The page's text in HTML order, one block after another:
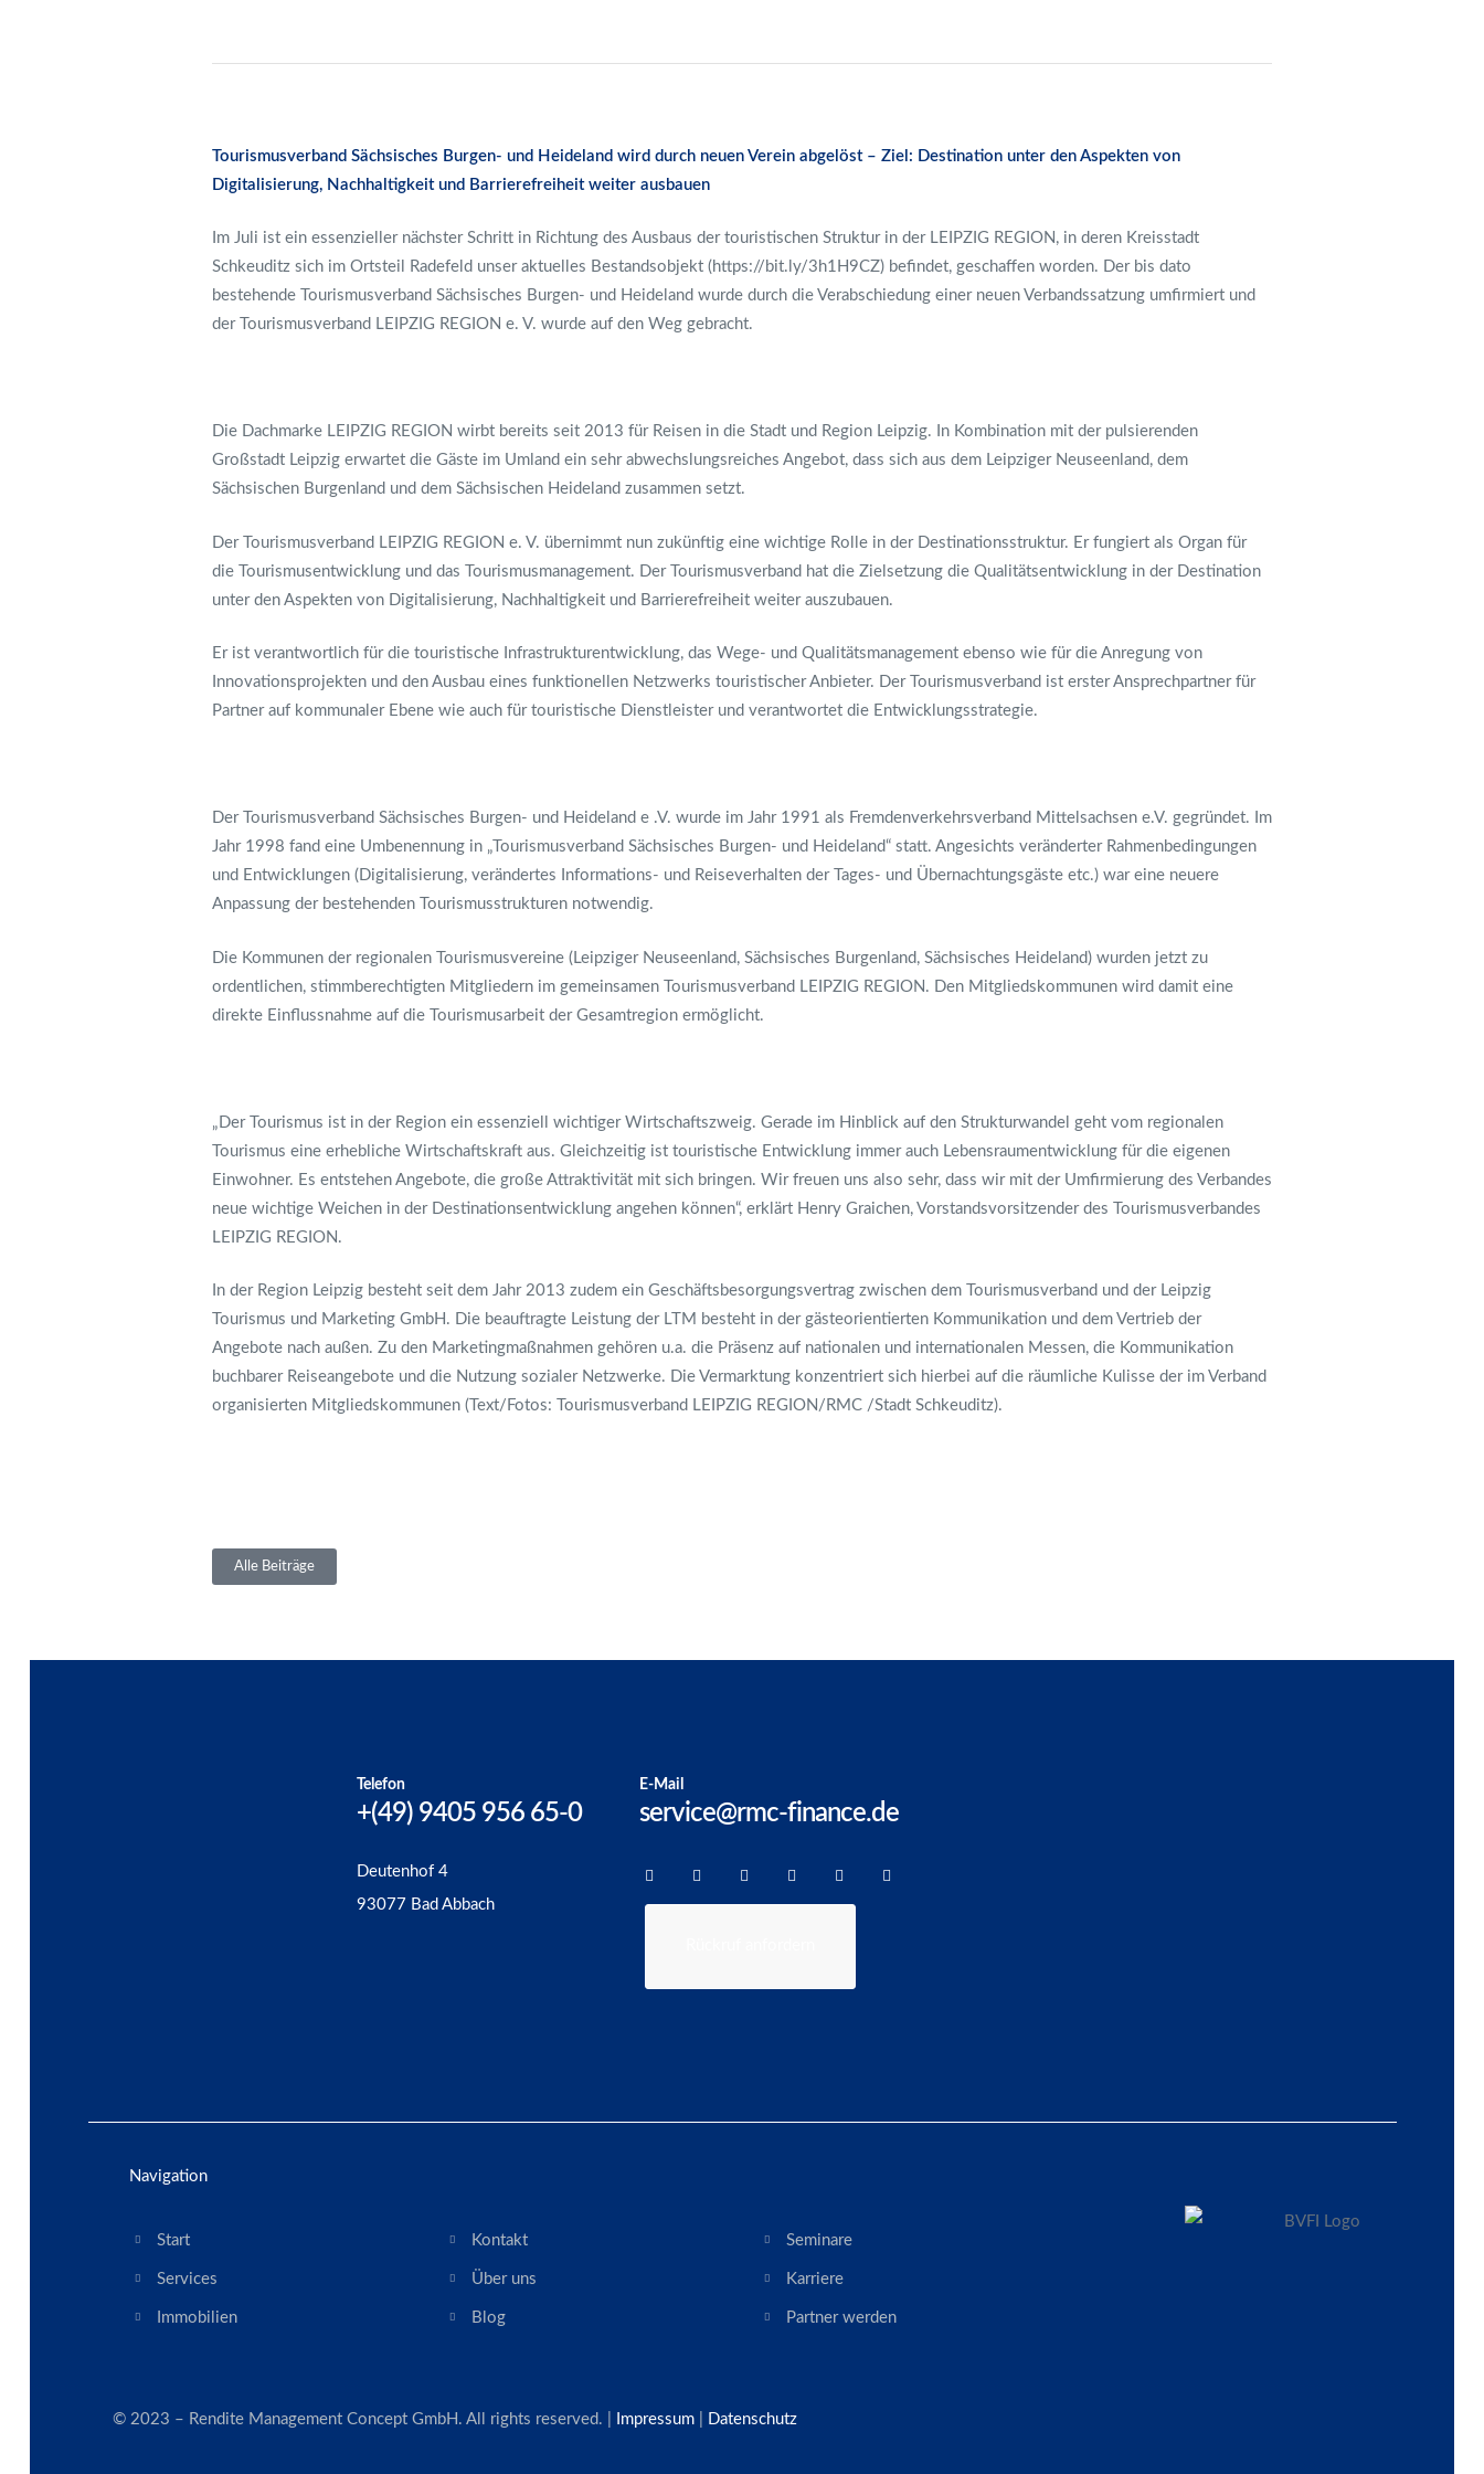
Tourismusverband Sächsisches Burgen- und Heideland wird durch neuen Verein abgelöst – Ziel: Destination unter den Aspekten von
Digitalisierung, Nachhaltigkeit und Barrierefreiheit weiter ausbauen
Im Juli ist ein essenzieller nächster Schritt in Richtung des Ausbaus der touristischen Struktur in der LEIPZIG REGION, in deren Kreisstadt
Schkeuditz sich im Ortsteil Radefeld unser aktuelles Bestandsobjekt ( https://bit.ly/3h1H9CZ) befindet, geschaffen worden. Der bis dato
bestehende Tourismusverband Sächsisches Burgen- und Heideland wurde durch die Verabschiedung einer neuen Verbandssatzung umfirmiert und
der Tourismusverband LEIPZIG REGION e. V. wurde auf den Weg gebracht.
Die Dachmarke LEIPZIG REGION wirbt bereits seit 2013 für Reisen in die Stadt und Region Leipzig. In Kombination mit der pulsierenden
Großstadt Leipzig erwartet die Gäste im Umland ein sehr abwechslungsreiches Angebot, dass sich aus dem Leipziger Neuseenland, dem
Sächsischen Burgenland und dem Sächsischen Heideland zusammen setzt.
Der Tourismusverband LEIPZIG REGION e. V. übernimmt nun zukünftig eine wichtige Rolle in der Destinationsstruktur. Er fungiert als Organ für
die Tourismusentwicklung und das Tourismusmanagement. Der Tourismusverband hat die Zielsetzung die Qualitätsentwicklung in der Destination
unter den Aspekten von Digitalisierung, Nachhaltigkeit und Barrierefreiheit weiter auszubauen.
Er ist verantwortlich für die touristische Infrastrukturentwicklung, das Wege- und Qualitätsmanagement ebenso wie für die Anregung von
Innovationsprojekten und den Ausbau eines funktionellen Netzwerks touristischer Anbieter. Der Tourismusverband ist erster Ansprechpartner für
Partner auf kommunaler Ebene wie auch für touristische Dienstleister und verantwortet die Entwicklungsstrategie.
Der Tourismusverband Sächsisches Burgen- und Heideland e .V. wurde im Jahr 1991 als Fremdenverkehrsverband Mittelsachsen e.V. gegründet. Im
Jahr 1998 fand eine Umbenennung in „Tourismusverband Sächsisches Burgen- und Heideland“ statt. Angesichts veränderter Rahmenbedingungen
und Entwicklungen (Digitalisierung, verändertes Informations- und Reiseverhalten der Tages- und Übernachtungsgäste etc.) war eine neuere
Anpassung der bestehenden Tourismusstrukturen notwendig.
Die Kommunen der regionalen Tourismusvereine (Leipziger Neuseenland, Sächsisches Burgenland, Sächsisches Heideland) wurden jetzt zu
ordentlichen, stimmberechtigten Mitgliedern im gemeinsamen Tourismusverband LEIPZIG REGION. Den Mitgliedskommunen wird damit eine
direkte Einflussnahme auf die Tourismusarbeit der Gesamtregion ermöglicht.
„Der Tourismus ist in der Region ein essenziell wichtiger Wirtschaftszweig. Gerade im Hinblick auf den Strukturwandel geht vom regionalen
Tourismus eine erhebliche Wirtschaftskraft aus. Gleichzeitig ist touristische Entwicklung immer auch Lebensraumentwicklung für die eigenen
Einwohner. Es entstehen Angebote, die große Attraktivität mit sich bringen. Wir freuen uns also sehr, dass wir mit der Umfirmierung des Verbandes
neue wichtige Weichen in der Destinationsentwicklung angehen können“, erklärt Henry Graichen, Vorstandsvorsitzender des Tourismusverbandes
LEIPZIG REGION.
In der Region Leipzig besteht seit dem Jahr 2013 zudem ein Geschäftsbesorgungsvertrag zwischen dem Tourismusverband und der Leipzig
Tourismus und Marketing GmbH. Die beauftragte Leistung der LTM besteht in der gästeorientierten Kommunikation und dem Vertrieb der
Angebote nach außen. Zu den Marketingmaßnahmen gehören u.a. die Präsenz auf nationalen und internationalen Messen, die Kommunikation
buchbarer Reiseangebote und die Nutzung sozialer Netzwerke. Die Vermarktung konzentriert sich hierbei auf die räumliche Kulisse der im Verband
organisierten Mitgliedskommunen (Text/Fotos: Tourismusverband LEIPZIG REGION/RMC /Stadt Schkeuditz).
Alle Beiträge
Telefon
+(49) 9405 956 65-0
Deutenhof 4
93077 Bad Abbach
E-Mail
service@rmc-finance.de
Navigation
Start
Services
Immobilien
Kontakt
Über uns
Blog
Seminare
Karriere
Partner werden
© 2023 – Rendite Management Concept GmbH. All rights reserved. | Impressum Datenschutz